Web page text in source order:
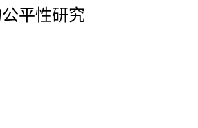
平性研究